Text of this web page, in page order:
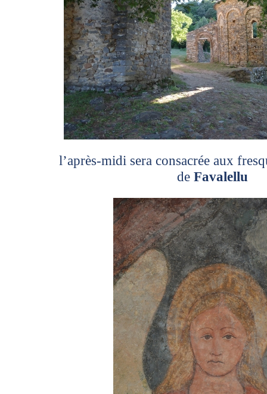
l’après-midi sera consacrée aux
de Favalellu